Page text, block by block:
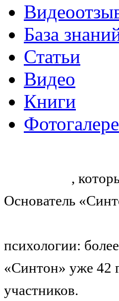
База
Статьи
Видео
Книги
,
Основатель
психологии:
«Синтон» уже 42
участников.